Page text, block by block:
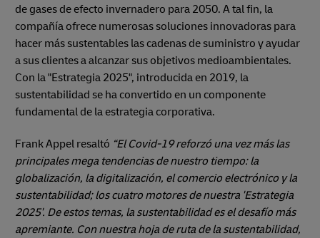
de gases de efecto invernadero para 2050. A tal fin, la
compañía ofrece numerosas soluciones innovadoras para
hacer más sustentables las cadenas de suministro y ayudar
a sus clientes a alcanzar sus objetivos medioambientales.
Con la "Estrategia 2025", introducida en 2019, la
sustentabilidad se ha convertido en un componente
fundamental de la estrategia corporativa.
Frank Appel resaltó “El Covid-19 reforzó una vez más las
principales mega tendencias de nuestro tiempo: la
globalización, la digitalización, el comercio electrónico y la
sustentabilidad; los cuatro motores de nuestra 'Estrategia
2025'. De estos temas, la sustentabilidad es el desafío más
apremiante. Con nuestra hoja de ruta de la sustentabilidad,